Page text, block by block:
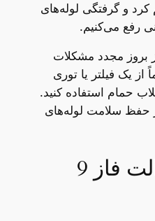
و گرفتگی لوله‌های
رفع می‌کنیم.
بروز مجدد مشکلات
از یک فیلتر یا توری
حمام استفاده کنید.
حفظ سلامت لوله‌های
لوله بازکنی توالت فاز 9